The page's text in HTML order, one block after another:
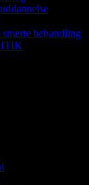
behandling